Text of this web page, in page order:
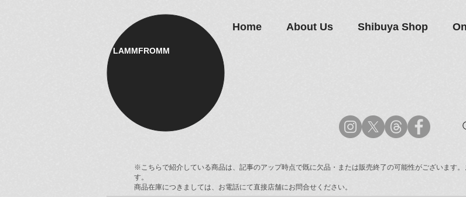
LAMMFROMM​
Home About Us Shibuya Shop
※こちらで紹介している商品は、記事のアップ時点で既に欠品・または販売終了の可能性がございます
す。
商品在庫につきましては、お電話にて直接店舗にお問合せください。